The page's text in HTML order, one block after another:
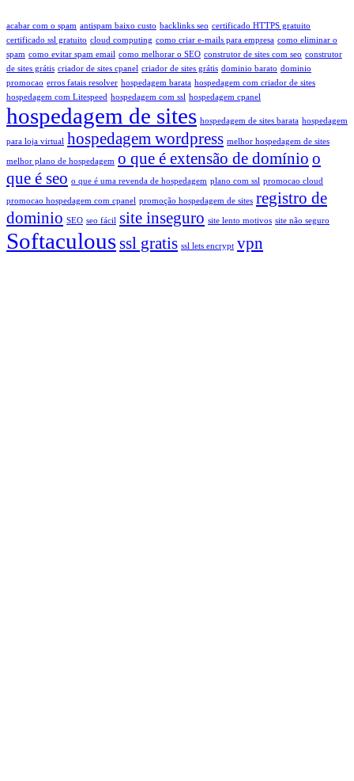
acabar com o spam antispam baixo custo backlinks seo certificado HTTPS gratuito
certificado ssl gratuito cloud computing como criar e-mails para empresa como eliminar o
spam como evitar spam email como melhorar o SEO construtor de sites com seo construtor
de sites grátis criador de sites cpanel criador de sites grátis dominio barato dominio
promocao erros fatais resolver hospedagem barata hospedagem com criador de sites
hospedagem com Litespeed hospedagem com ssl hospedagem cpanel
hospedagem de sites hospedagem de sites barata hospedagem
para loja virtual hospedagem wordpress melhor hospedagem de sites
melhor plano de hospedagem o que é extensão de domínio o
que é seo o que é uma revenda de hospedagem plano com ssl promocao cloud
promocao hospedagem com cpanel promoção hospedagem de sites registro de
dominio SEO seo fácil site inseguro site lento motivos site não seguro
Softaculousssl gratis ssl lets encrypt vpn